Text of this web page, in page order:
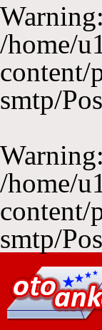
Warning
/home/
content/
smtp/
Warning
/home/
content/
smtp/